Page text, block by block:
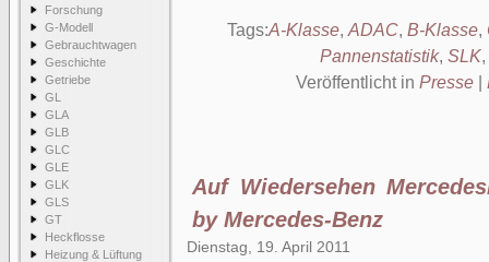
Forschung
G-Modell
Gebrauchtwagen
Geschichte
Getriebe
GL
GLA
GLB
GLC
GLE
GLK
GLS
GT
Heckflosse
Heizung & Lüftung
Tags:A-Klasse, ADAC, B-Klasse,
Pannenstatistik, SLK,
Veröffentlicht in Presse|
Auf Wiedersehen
by Mercedes-Benz
Dienstag, 19. April 2011